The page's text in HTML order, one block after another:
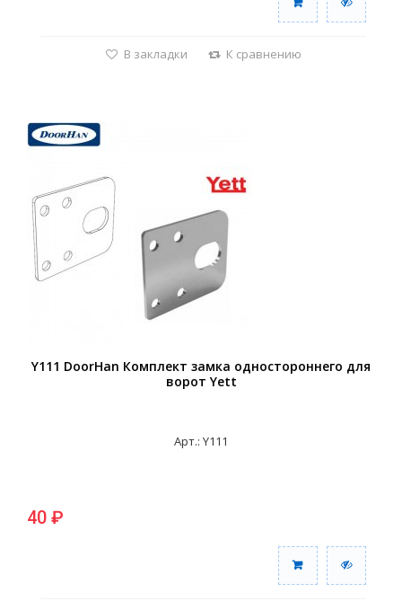
В закладки К сравнению
Y111 DoorHan Комплект замка одностороннего для
ворот Yett
Арт.: Y111
40 ₽